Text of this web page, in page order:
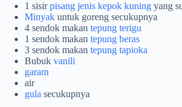
1 sisirpisang jenis kepok kuning yang
Minyak untuk goreng secukupnya
4 sendok makan tepung terigu
1 sendok makan tepung beras
3 sendok makan tepung tapioka
Bubuk vanili
garam
air
gula secukupnya